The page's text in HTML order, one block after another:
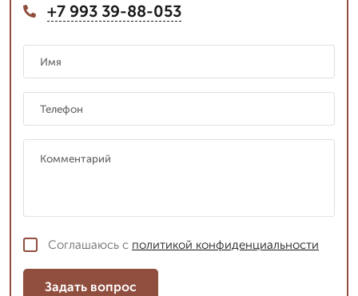
+7 993 39-88-053
Соглашаюсь с политикой конфиденциальности
Задать вопрос